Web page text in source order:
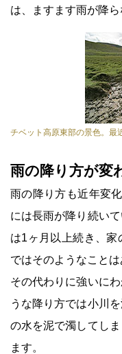
は、ますます雨が降ら
チベット高原東部の景色。最
雨の降り方が変
雨の降り方も近年変
には長雨が降り続い
は1ヶ月以上続き、家
ではそのようなことは
その代わりに強いに
うな降り方では小川
の水を泥で濁してし
ます。